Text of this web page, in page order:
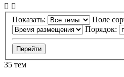
Показать:
Поле
Порядок:
35 тем